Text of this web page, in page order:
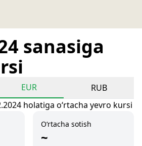
sanasiga
EUR
RUB
holatiga oʻrtacha yevro kursi
O‘rtacha sotish
~